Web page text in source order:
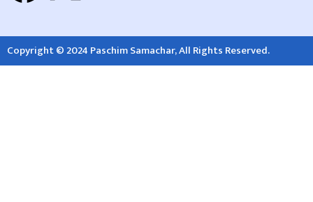
Copyright © 2024 Paschim Samachar, All Rights Reserved.